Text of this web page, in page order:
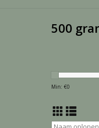
500
Min: €0